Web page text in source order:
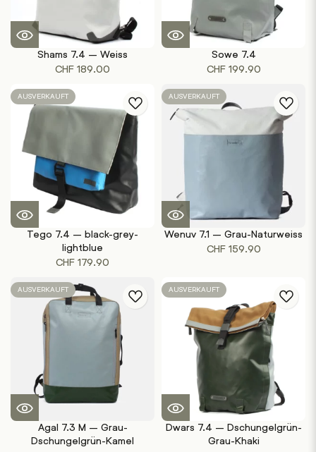
Shams 7.4 – Weiss
CHF 189.00
Sowe 7.4
CHF199.90
AUSVERKAUFT
Tego 7.4 – black-grey-
lightblue
CHF 179.90
AUSVERKAUFT
Wenuv 7.1 – Grau-Naturweiss
CHF159.90
AUSVERKAUFT
Agal 7.3 M – Grau-
Dschungelgrün-Kamel
AUSVERKAUFT
Dwars 7.4 – Dschungelgrün-
Grau-Khaki